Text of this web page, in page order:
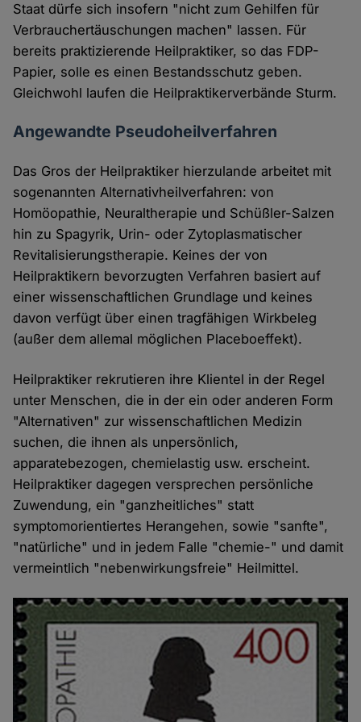
Staat dürfe sich insofern "nicht zum Gehilfen für
Verbrauchertäuschungen machen" lassen. Für
bereits praktizierende Heilpraktiker, so das FDP-
Papier, solle es einen Bestandsschutz geben.
Gleichwohl laufen die Heilpraktikerverbände Sturm.
Angewandte Pseudoheilverfahren
Das Gros der Heilpraktiker hierzulande arbeitet mit
sogenannten Alternativheilverfahren: von
Homöopathie, Neuraltherapie und Schüßler-Salzen
hin zu Spagyrik, Urin- oder Zytoplasmatischer
Revitalisierungstherapie. Keines der von
Heilpraktikern bevorzugten Verfahren basiert auf
einer wissenschaftlichen Grundlage und keines
davon verfügt über einen tragfähigen Wirkbeleg
(außer dem allemal möglichen Placeboeffekt).
Heilpraktiker rekrutieren ihre Klientel in der Regel
unter Menschen, die in der ein oder anderen Form
"Alternativen" zur wissenschaftlichen Medizin
suchen, die ihnen als unpersönlich,
apparatebezogen, chemielastig usw. erscheint.
Heilpraktiker dagegen versprechen persönliche
Zuwendung, ein "ganzheitliches" statt
symptomorientiertes Herangehen, sowie "sanfte",
"natürliche" und in jedem Falle "chemie-" und damit
vermeintlich "nebenwirkungsfreie" Heilmittel.